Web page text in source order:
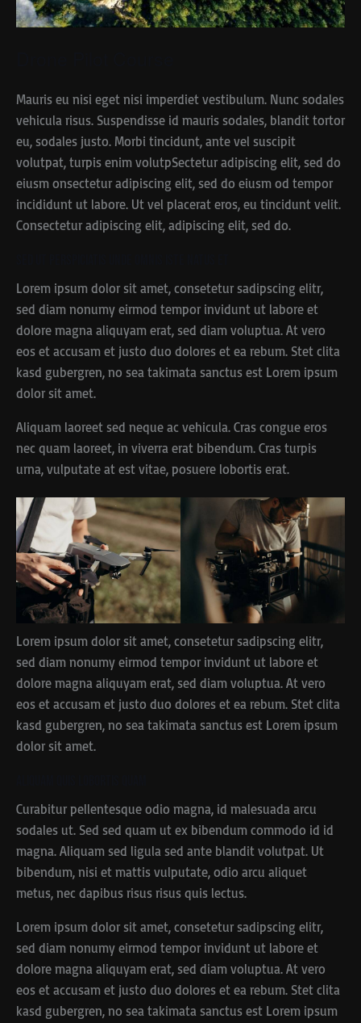
Mauris eu nisi eget nisi imperdiet vestibulum. Nunc sodales
vehicula risus. Suspendisse id mauris sodales, blandit tortor
eu, sodales justo. Morbi tincidunt, ante vel suscipit
volutpat, turpis enim volutpSectetur adipiscing elit, sed do
eiusm onsectetur adipiscing elit, sed do eiusm od tempor
incididunt ut labore. Ut vel placerat eros, eu tincidunt velit.
Consectetur adipiscing elit, adipiscing elit, sed do.
Lorem ipsum dolor sit amet, consetetur sadipscing elitr,
sed diam nonumy eirmod tempor invidunt ut labore et
dolore magna aliquyam erat, sed diam voluptua. At vero
eos et accusam et justo duo dolores et ea rebum. Stet clita
kasd gubergren, no sea takimata sanctus est Lorem ipsum
dolor sit amet.
Aliquam laoreet sed neque ac vehicula. Cras congue eros
nec quam laoreet, in viverra erat bibendum. Cras turpis
urna, vulputate at est vitae, posuere lobortis erat.
Lorem ipsum dolor sit amet, consetetur sadipscing elitr,
sed diam nonumy eirmod tempor invidunt ut labore et
dolore magna aliquyam erat, sed diam voluptua. At vero
eos et accusam et justo duo dolores et ea rebum. Stet clita
kasd gubergren, no sea takimata sanctus est Lorem ipsum
dolor sit amet.
Curabitur pellentesque odio magna, id malesuada arcu
sodales ut. Sed sed quam ut ex bibendum commodo id id
magna. Aliquam sed ligula sed ante blandit volutpat. Ut
bibendum, nisi et mattis vulputate, odio arcu aliquet
metus, nec dapibus risus risus quis lectus.
Lorem ipsum dolor sit amet, consetetur sadipscing elitr,
sed diam nonumy eirmod tempor invidunt ut labore et
dolore magna aliquyam erat, sed diam voluptua. At vero
eos et accusam et justo duo dolores et ea rebum. Stet clita
kasd gubergren, no sea takimata sanctus est Lorem ipsum